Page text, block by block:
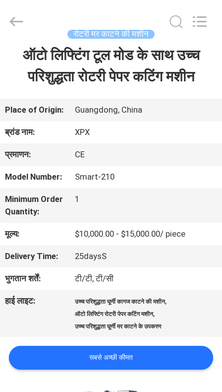
वीडियो
वी.आर.
शो
हमारे
बारे
में
कारखाने
दौरा
Machinery
रोटरी मर काटने की मशीन
ऑटो लिफ्टिंग टूल मोड के साथ उच्च
परिशुद्धता रोटरी पेपर कटिंग मशीन
Place of Origin: Guangdong, China
ब्रांड नाम: XPX
प्रमाणन: CE
Model Number: Smart-210
Minimum Order
Quantity:
1
मूल्य: $10,000.00 - $15,000.00/ piece
Delivery Time: 25daysS
भुगतान शर्तें: टी/टी, टी/सी
हाई लाइट: उच्च परिशुद्धता घूर्णी कागज काटने की मशीन,
ऑटो लिफ्टिंग रोटरी पेपर कटिंग मशीन,
उच्च परिशुद्धता घूर्णी मर काटने के उपकरण
सबसे अच्छी कीमत